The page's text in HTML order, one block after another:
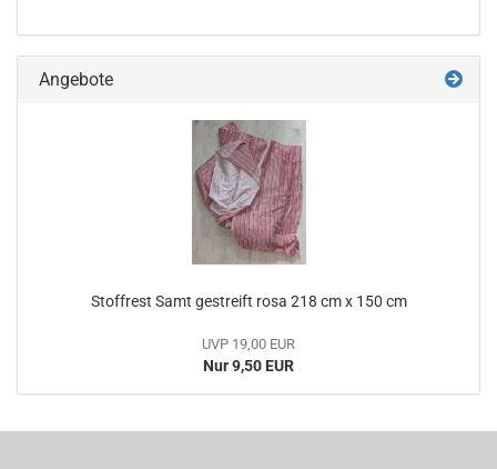
Angebote
Stoffrest Samt gestreift rosa 218 cm x 150 cm
UVP 19,00 EUR
Nur 9,50 EUR